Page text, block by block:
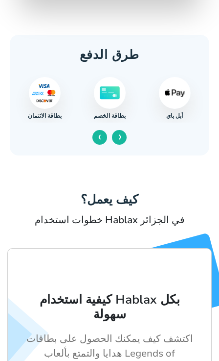
طرق الدفع
بطاقة الائتمان بطاقة الخصم أبل باي
‹ ›
كيف يعمل؟
خطوات استخدام Hablax في الجزائر
كيفية استخدام Hablax بكل
سهولة
اكتشف كيف يمكنك الحصول على بطاقات
هدايا والتمتع بألعاب Legends of